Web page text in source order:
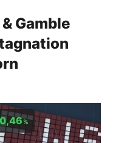
Gamble
%